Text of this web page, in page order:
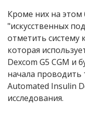
Кроме них на
"искусственных
отметить систему
которая
Dexcom G5 CGM и
начала проводить
Automated Insulin
исследования.